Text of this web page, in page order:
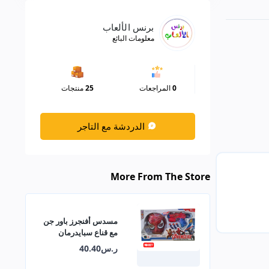
برنس الألعاب
معلومات البائع
0المراجعات 25منتجات
الدردشة مع التاجر
More From The Store
مسدس أفنجرز باور جن
مع قناع سبايدرمان
MK027
ر.س40.40